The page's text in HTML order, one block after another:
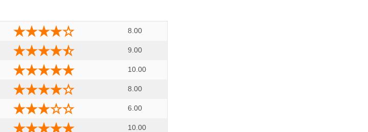
8.00
9.00
10.00
8.00
6.00
10.00